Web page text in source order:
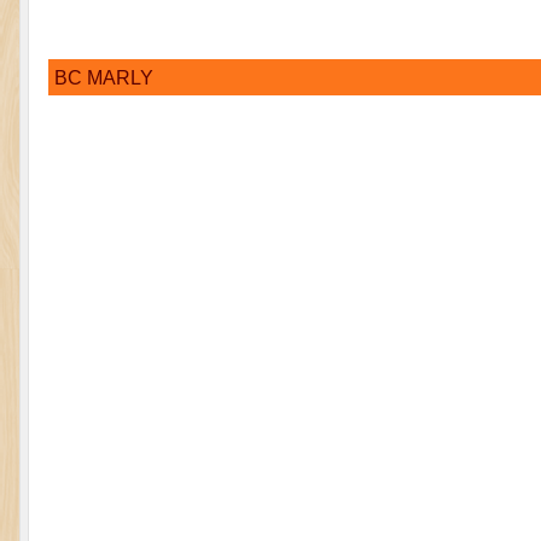
BC MARLY